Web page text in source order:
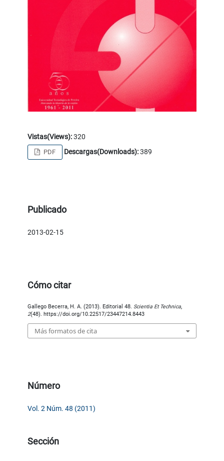
Vistas(Views):320
PDF Descargas(Downloads):389
Publicado
2013-02-15
Cómo citar
Gallego Becerra, H. A. (2013). Editorial 48. Scientia Et Technica,
2(48). https://doi.org/10.22517/23447214.8443
Más formatos de cita
Número
Vol. 2 Núm. 48 (2011)
Sección